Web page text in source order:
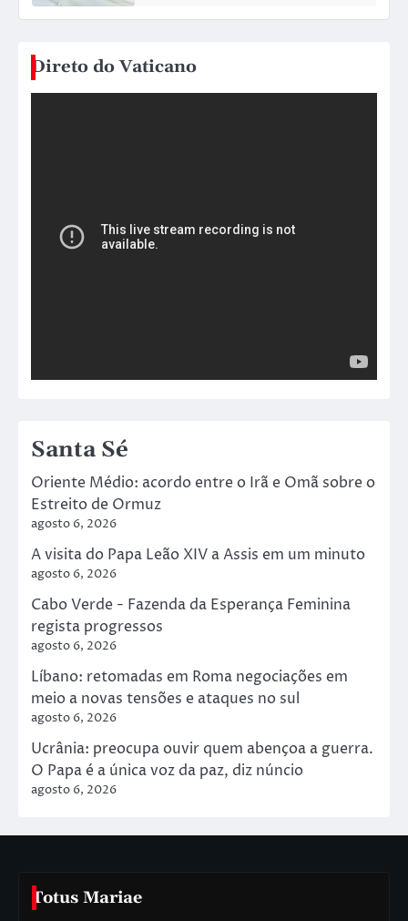
Direto do Vaticano
Santa Sé
Oriente Médio: acordo entre o Irã e Omã sobre o
Estreito de Ormuz
agosto 6, 2026
A visita do Papa Leão XIV a Assis em um minuto
agosto 6, 2026
Cabo Verde - Fazenda da Esperança Feminina
regista progressos
agosto 6, 2026
Líbano: retomadas em Roma negociações em
meio a novas tensões e ataques no sul
agosto 6, 2026
Ucrânia: preocupa ouvir quem abençoa a guerra.
O Papa é a única voz da paz, diz núncio
agosto 6, 2026
Totus Mariae